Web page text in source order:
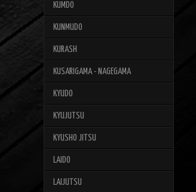
KUMDO
KUNMUDO
KURASH
KUSARIGAMA - NAGEGAMA
KYUDO
KYUJUTSU
KYUSHO JITSU
LAIDO
LAIJUTSU